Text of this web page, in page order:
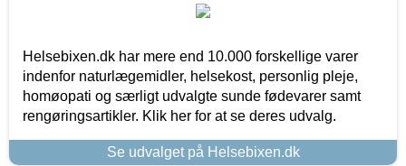
Helsebixen.dk har mere end 10.000 forskellige varer
indenfor naturlægemidler, helsekost, personlig pleje,
homøopati og særligt udvalgte sunde fødevarer samt
rengøringsartikler. Klik her for at se deres udvalg.
Se udvalget på Helsebixen.dk